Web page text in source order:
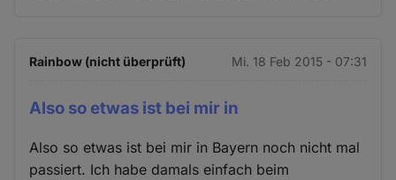
Rainbow (nicht überprüft) Mi. 18 Feb 2015 - 07:31
Also so etwas ist bei mir in
Also so etwas ist bei mir in Bayern noch nicht mal
passiert. Ich habe damals einfach beim